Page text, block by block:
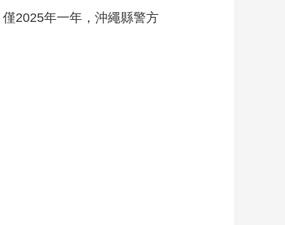
2025年一年，沖繩縣警方